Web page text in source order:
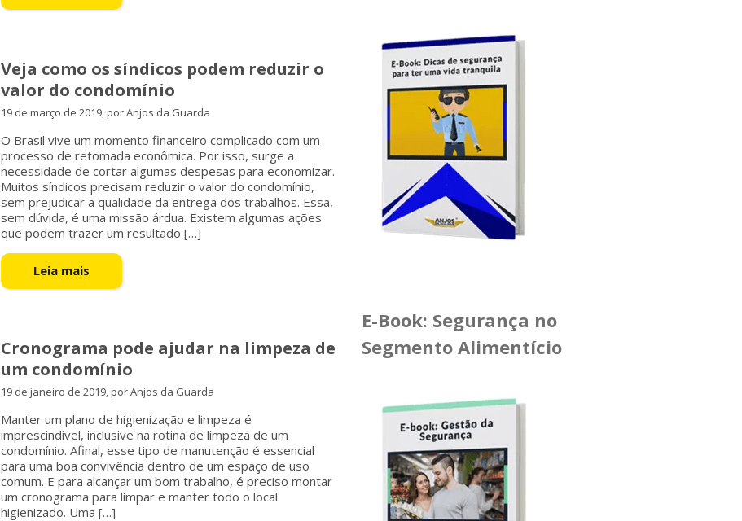
Veja como os síndicos podem reduzir o
valor do condomínio
19 de março de 2019, por Anjos da Guarda
O Brasil vive um momento financeiro complicado com um
processo de retomada econômica. Por isso, surge a
necessidade de cortar algumas despesas para economizar.
Muitos síndicos precisam reduzir o valor do condomínio,
sem prejudicar a qualidade da entrega dos trabalhos. Essa,
sem dúvida, é uma missão árdua. Existem algumas ações
que podem trazer um resultado […]
Leia mais
Cronograma pode ajudar na limpeza de
um condomínio
19 de janeiro de 2019, por Anjos da Guarda
Manter um plano de higienização e limpeza é
imprescindível, inclusive na rotina de limpeza de um
condomínio. Afinal, esse tipo de manutenção é essencial
para uma boa convivência dentro de um espaço de uso
comum. E para alcançar um bom trabalho, é preciso montar
um cronograma para limpar e manter todo o local
higienizado. Uma […]
E-Book: Segurança no
Segmento Alimentício